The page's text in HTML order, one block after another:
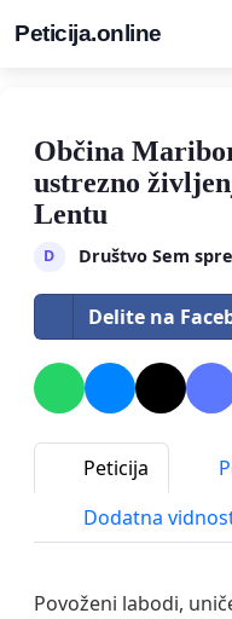
Peticija.online
Občina
ustrezno
Lentu
D Društvo Sem
Delite na
Peticija
Dodatna
Povoženi labodi,